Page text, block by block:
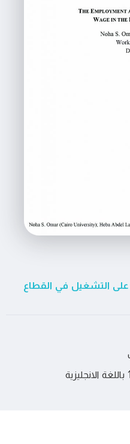
على التشغيل في القطاع